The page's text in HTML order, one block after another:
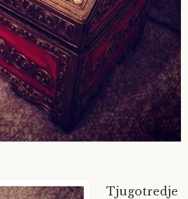
Tjugotredje